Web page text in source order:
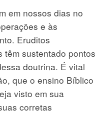
em nossos dias no
e às
Eruditos
têm sustentado pontos
doutrina. É vital
que o ensino Bíblico
visto em sua
corretas